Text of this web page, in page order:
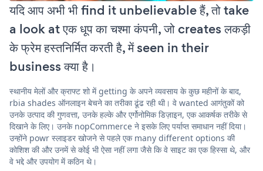
यदि आप अभी भी find it unbelievable हैं, तो take
a look at एक धूप का चश्मा कंपनी, जो creates लकड़ी
के फ्रेम हस्तनिर्मित करती है, में seen in their
business क्या है।
स्थानीय मेलों और क्राफ्ट शो में getting के अपने व्यवसाय के कुछ महीनों के बाद,
rbia shades ऑनलाइन बेचने का तरीका ढूंढ रही थी। वे wanted आगंतुकों को
उनके उत्पाद की गुणवत्ता, उनके हल्के और एर्गोनोमिक डिज़ाइन, एक आकर्षक तरीके से
दिखाने के लिए। उनके nopCommerce ने इसके लिए पर्याप्त समाधान नहीं दिया।
उन्होंने powr स्लाइडर खोजने से पहले एक many different options की
कोशिश की और उनमें से कोई भी ऐसा नहीं लगा जैसे कि वे साइट का एक हिस्सा थे, और
वे भद्दे और उपयोग में कठिन थे।